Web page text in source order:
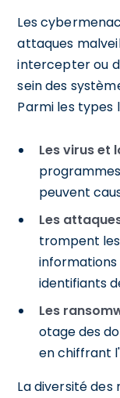
Les
attaques
intercepter ou
sein des
Parmi les types
Les virus et
peuvent
Les
trompent
identifiants
Les
otage des
en chiffrant
La diversité